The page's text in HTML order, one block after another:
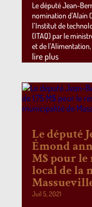
Le député Jean-
nomination d’Alain
l’Institut de
(ITAQ) par le
et de
lire plus
Le député
Émond
M$ pour le
local de la
Juil 5, 2021